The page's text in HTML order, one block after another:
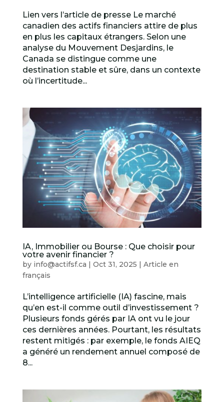
Lien vers l’article de presse Le marché
canadien des actifs financiers attire de plus
en plus les capitaux étrangers. Selon une
analyse du Mouvement Desjardins, le
Canada se distingue comme une
destination stable et sûre, dans un contexte
où l’incertitude...
IA, Immobilier ou Bourse : Que choisir pour
votre avenir financier ?
by info@actifsf.ca | Oct 31, 2025 | Article en
français
L’intelligence artificielle (IA) fascine, mais
qu’en est-il comme outil d’investissement ?
Plusieurs fonds gérés par IA ont vu le jour
ces dernières années. Pourtant, les résultats
restent mitigés : par exemple, le fonds AIEQ
a généré un rendement annuel composé de
8...